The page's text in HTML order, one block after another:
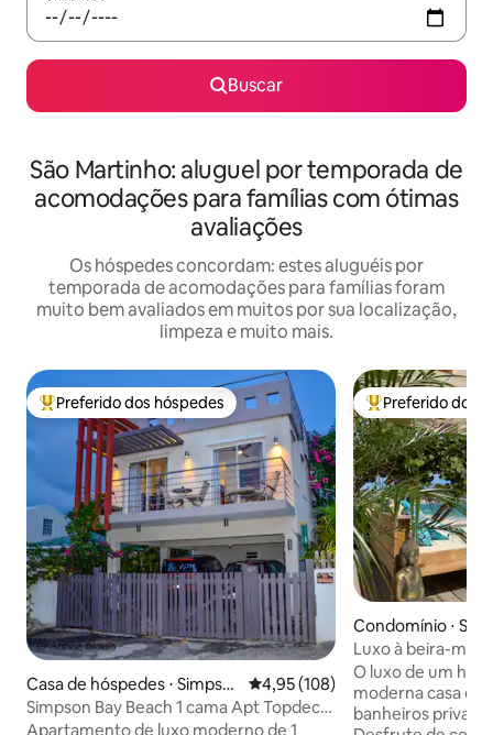
Buscar
São Martinho: aluguel por temporada de
acomodações para famílias com ótimas
avaliações
Os hóspedes concordam: estes aluguéis por
temporada de acomodações para famílias foram
muito bem avaliados em muitos por sua localização,
limpeza e muito mais.
Entre os melhores preferidos dos hóspedes
Preferido dos hóspedes
Casa de hóspedes ⋅ Simpso
n Bay
4,95 de uma avaliação média de
4,95 (108)
Simpson Bay Beach 1 cama Apt Topdeck.
Vista para o mar
Apartamento de luxo moderno de 1
Entre os
Preferido dos
Condomínio ⋅
Luxo à beira-mar!
tudo! 😍🤩😍
O luxo de um
moderna casa de
banheiros